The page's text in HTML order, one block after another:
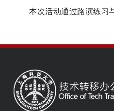
本次活动通过路演练习